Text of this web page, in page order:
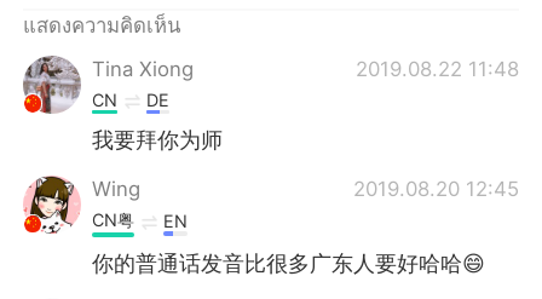
แสดงความคิดเห็น
Tina Xiong
2019.08.22 11:48
CN DE
我要拜你为师
Wing 2019.08.20 12:45
CN粤 EN
你的普通话发音比很多广东人要好哈哈😄